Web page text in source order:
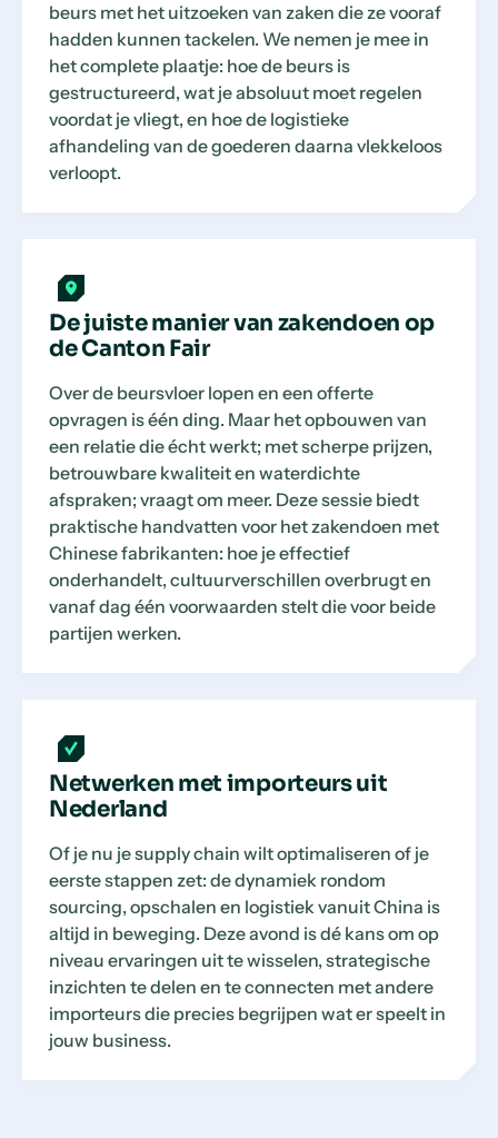
beurs met het uitzoeken van zaken die ze vooraf
hadden kunnen tackelen. We nemen je mee in
het complete plaatje: hoe de beurs is
gestructureerd, wat je absoluut moet regelen
voordat je vliegt, en hoe de logistieke
afhandeling van de goederen daarna vlekkeloos
verloopt.
De juiste manier van zakendoen op
de Canton Fair
Over de beursvloer lopen en een offerte
opvragen is één ding. Maar het opbouwen van
een relatie die écht werkt; met scherpe prijzen,
betrouwbare kwaliteit en waterdichte
afspraken; vraagt om meer. Deze sessie biedt
praktische handvatten voor het zakendoen met
Chinese fabrikanten: hoe je effectief
onderhandelt, cultuurverschillen overbrugt en
vanaf dag één voorwaarden stelt die voor beide
partijen werken.
Netwerken met importeurs uit
Nederland
Of je nu je supply chain wilt optimaliseren of je
eerste stappen zet: de dynamiek rondom
sourcing, opschalen en logistiek vanuit China is
altijd in beweging. Deze avond is dé kans om op
niveau ervaringen uit te wisselen, strategische
inzichten te delen en te connecten met andere
importeurs die precies begrijpen wat er speelt in
jouw business.